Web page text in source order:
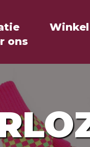
Winkel
ons